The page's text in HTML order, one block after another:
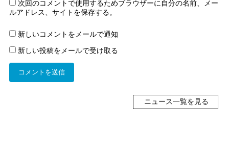
次回のコメントで使用するためブラウザーに自分の名前、メー
ルアドレス、サイトを保存する。
新しいコメントをメールで通知
新しい投稿をメールで受け取る
ニュース一覧を見る